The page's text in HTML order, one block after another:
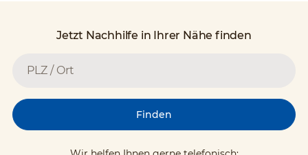
Jetzt Nachhilfe in Ihrer Nähe finden
Finden